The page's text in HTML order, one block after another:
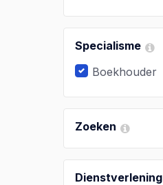
Specialisme
Boekhouder
Zoeken
Dienstverlening